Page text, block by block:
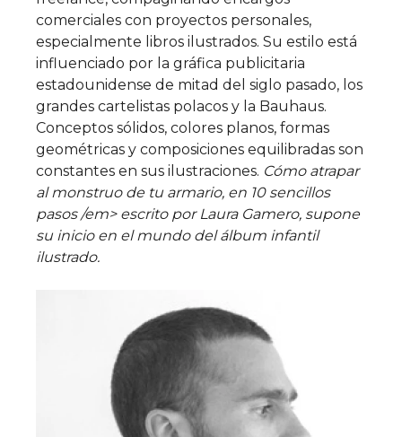
comerciales con proyectos personales,
especialmente libros ilustrados. Su estilo está
influenciado por la gráfica publicitaria
estadounidense de mitad del siglo pasado, los
grandes cartelistas polacos y la Bauhaus.
Conceptos sólidos, colores planos, formas
geométricas y composiciones equilibradas son
constantes en sus ilustraciones. Cómo atrapar
al monstruo de tu armario, en 10 sencillos
pasos /em> escrito por Laura Gamero, supone
su inicio en el mundo del álbum infantil
ilustrado.